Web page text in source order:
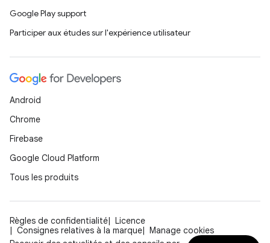
Google Play support
Participer aux études sur l'expérience utilisateur
Android
Chrome
Firebase
Google Cloud Platform
Tous les produits
Règles de confidentialité
Licence
Consignes relatives à la marque
Manage cookies